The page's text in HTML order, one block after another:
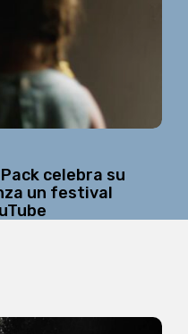
celebra su
un festival